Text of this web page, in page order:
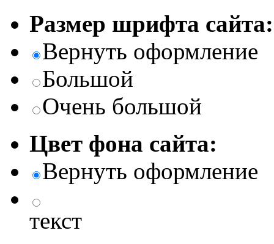
Размер шрифта сайта:
Вернуть оформление
Большой
Очень большой
Цвет фона сайта:
Вернуть оформление
текст